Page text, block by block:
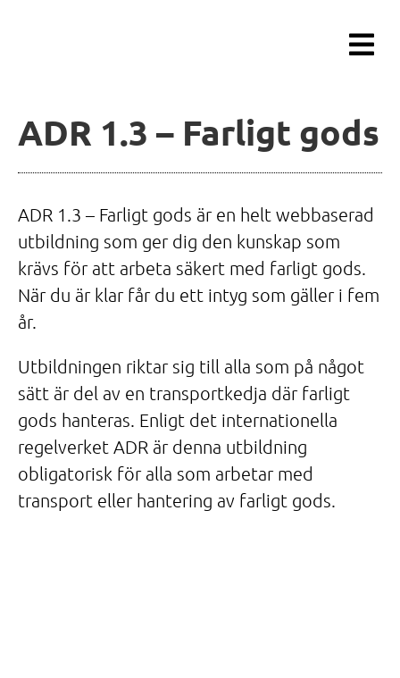
ADR 1.3 – Farligt gods
ADR 1.3 – Farligt gods är en helt webbaserad
utbildning som ger dig den kunskap som
krävs för att arbeta säkert med farligt gods.
När du är klar får du ett intyg som gäller i fem
år.
Utbildningen riktar sig till alla som på något
sätt är del av en transportkedja där farligt
gods hanteras. Enligt det internationella
regelverket ADR är denna utbildning
obligatorisk för alla som arbetar med
transport eller hantering av farligt gods.